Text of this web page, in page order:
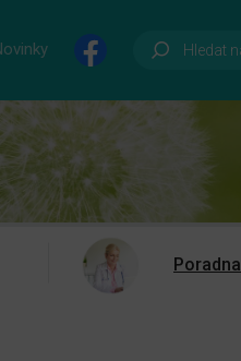
Poradna